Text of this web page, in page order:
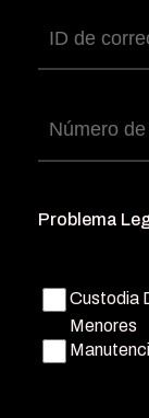
Correo
electrónico
Número
de
Problema
Custodia
Menores